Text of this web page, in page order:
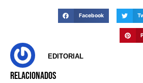
Facebook
EDITORIAL
RELACIONADOS